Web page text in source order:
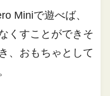
Miniで遊べば、
くすことができそ
、おもちゃとして